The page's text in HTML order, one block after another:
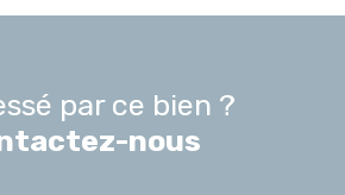
par ce bien ?
nous